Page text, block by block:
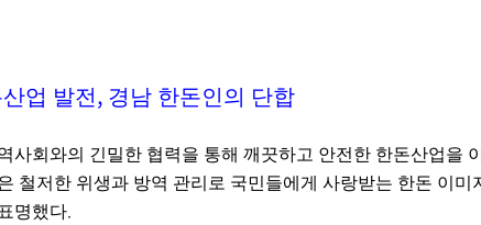
업 발전, 경남 한돈인의 단합
사회와의 긴밀한 협력을 통해 깨끗하고 안전한 한돈산업을
철저한 위생과 방역 관리로 국민들에게 사랑받는 한돈 이미
명했다.